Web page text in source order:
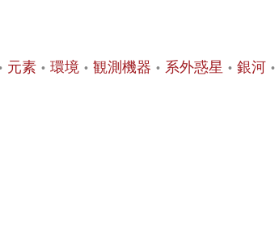
元素 環境 観測機器 系外惑星 銀河